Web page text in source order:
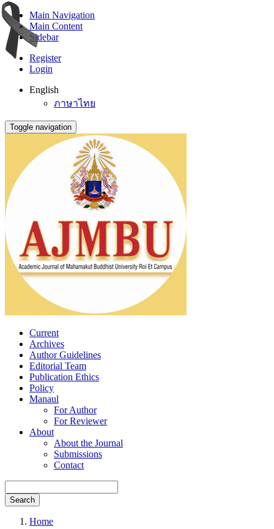
Main Navigation
Main Content
Sidebar
Register
Login
English
ภาษาไทย
Toggle navigation
Current
Archives
Author Guidelines
Editorial Team
Publication Ethics
Policy
Manaul
For Author
For Reviewer
About
About the Journal
Submissions
Contact
Search
Home